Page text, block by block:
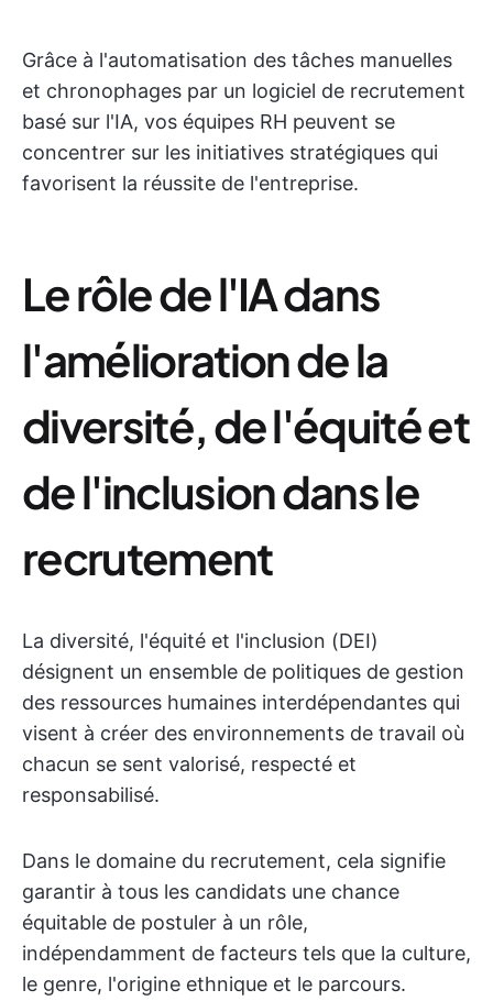
Grâce à l'automatisation des tâches manuelles
et chronophages par un logiciel de recrutement
basé sur l'IA, vos équipes RH peuvent se
concentrer sur les initiatives stratégiques qui
favorisent la réussite de l'entreprise.
Le rôle de l'IA dans
l'amélioration de la
diversité, de l'équité et
de l'inclusion dans le
recrutement
La diversité, l'équité et l'inclusion (DEI)
désignent un ensemble de politiques de gestion
des ressources humaines interdépendantes qui
visent à créer des environnements de travail où
chacun se sent valorisé, respecté et
responsabilisé.
Dans le domaine du recrutement, cela signifie
garantir à tous les candidats une chance
équitable de postuler à un rôle,
indépendamment de facteurs tels que la culture,
le genre, l'origine ethnique et le parcours.